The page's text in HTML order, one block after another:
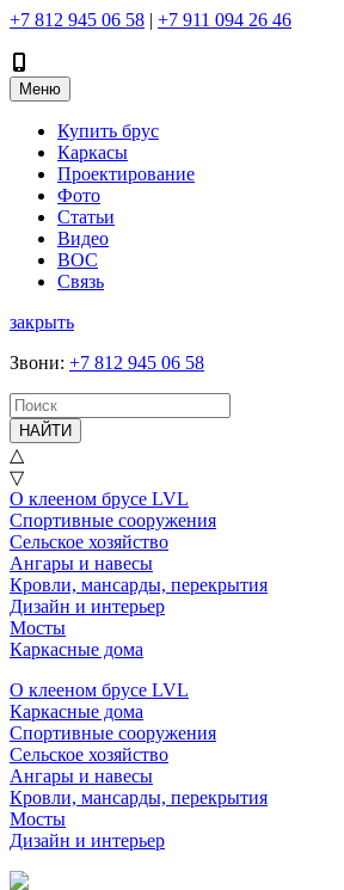
+7 812 945 06 58 | +7 911 094 26 46
Меню
Купить брус
Каркасы
Проектирование
Фото
Статьи
Видео
ВОС
Связь
закрыть
Звони: +7 812 945 06 58
НАЙТИ
△
▽
О клееном брусе LVL
Спортивные сооружения
Сельское хозяйство
Ангары и навесы
Кровли, мансарды, перекрытия
Дизайн и интерьер
Мосты
Каркасные дома
О клееном брусе LVL
Каркасные дома
Спортивные сооружения
Сельское хозяйство
Ангары и навесы
Кровли, мансарды, перекрытия
Мосты
Дизайн и интерьер